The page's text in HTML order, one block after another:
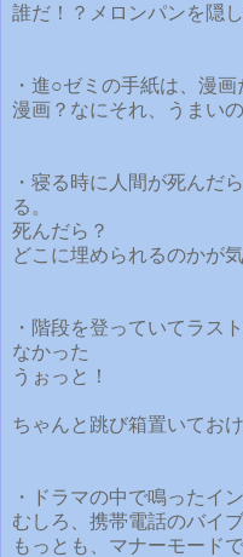
誰だ！？メロンパンを隠
・進○ゼミの手紙は、漫
漫画？なにそれ、うまい
・寝る時に人間が死んだ
る。
死んだら？
どこに埋められるのかが気
・階段を登っていてラス
なかった
うぉっと！
ちゃんと跳び箱置いておけ
・ドラマの中で鳴ったイ
むしろ、携帯電話のバイ
もっとも、マナーモード